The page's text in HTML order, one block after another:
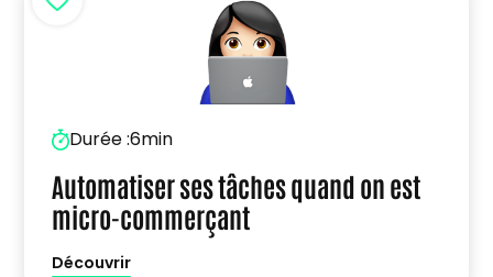
Durée :6min
Automatiser ses tâches quand on est
micro-commerçant
Découvrir